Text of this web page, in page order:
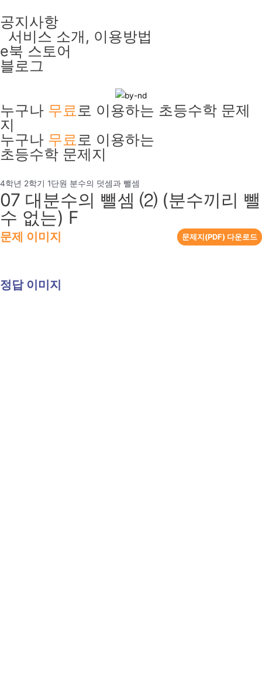
텐
로
건
기
공지사항
서비스 소개, 이용방법
e북 스토어
블로그
누구나 무료 로 이용하는 초등수학 문제
지
누구나 무료 로 이용하는
초등수학 문제지
4학년 2학기 1단원 분수의 덧셈과 뺄셈
07 대분수의 뺄셈 ⑵ (분수끼리 뺄
수 없는) F
문제 이미지 문제지(PDF) 다운로드
정답 이미지